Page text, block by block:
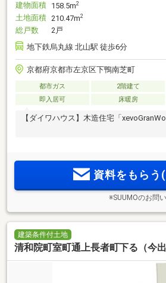
建物面積 158.5m2
土地面積 210.47m2
総戸数
2戸
地下鉄烏丸線 北山駅 徒歩6分
京都府京都市左京区下鴨南芝町
都市ガス 2階建て
即入居可
床暖房
【ダイワハウス】木造住宅「
資料をもらう
※SUUMOのお問
建築条件付土地
清和院町室町通上長者町下る（今